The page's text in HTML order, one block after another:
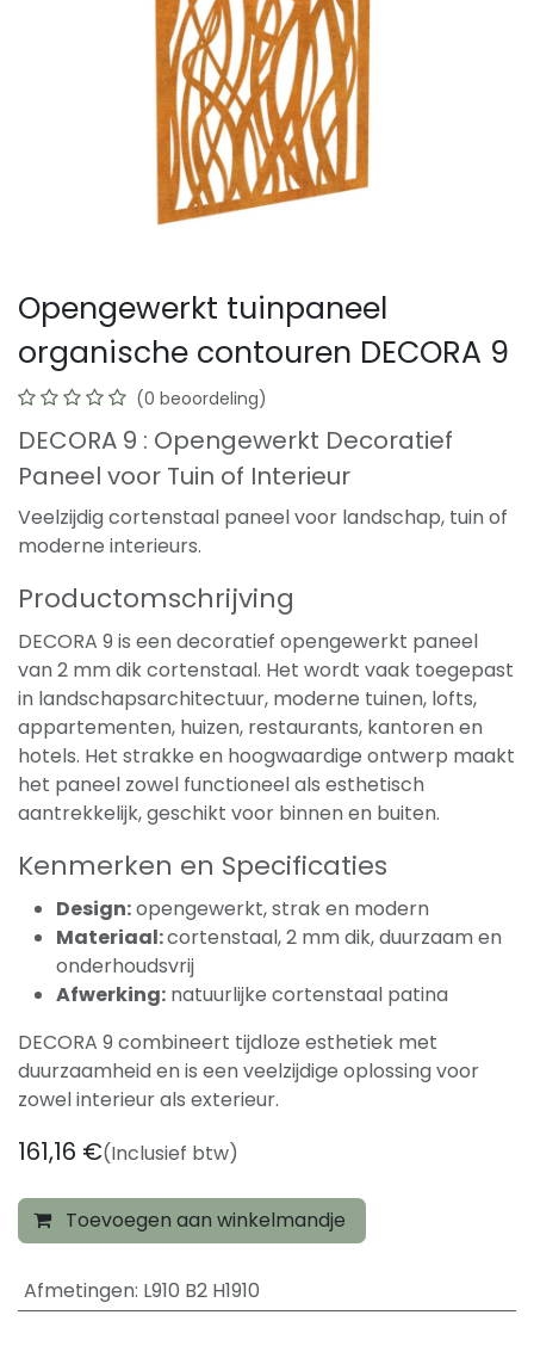
Opengewerkt tuinpaneel
organische contouren DECORA 9
(0 beoordeling)
DECORA 9 : Opengewerkt Decoratief
Paneel voor Tuin of Interieur
Veelzijdig cortenstaal paneel voor landschap, tuin of
moderne interieurs.
Productomschrijving
DECORA 9 is een decoratief opengewerkt paneel
van 2 mm dik cortenstaal. Het wordt vaak toegepast
in landschapsarchitectuur, moderne tuinen, lofts,
appartementen, huizen, restaurants, kantoren en
hotels. Het strakke en hoogwaardige ontwerp maakt
het paneel zowel functioneel als esthetisch
aantrekkelijk, geschikt voor binnen en buiten.
Kenmerken en Specificaties
Design:opengewerkt, strak en modern
Materiaal:cortenstaal, 2 mm dik, duurzaam en
onderhoudsvrij
Afwerking: natuurlijke cortenstaal patina
DECORA 9 combineert tijdloze esthetiek met
duurzaamheid en is een veelzijdige oplossing voor
zowel interieur als exterieur.
161,16 €(Inclusief btw)
Toevoegen aan winkelmandje
Afmetingen: L910 B2 H1910